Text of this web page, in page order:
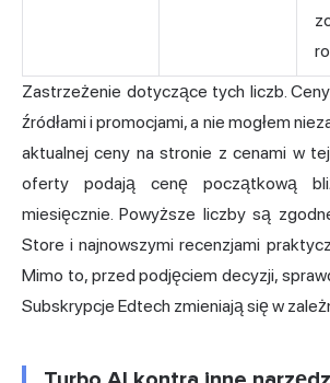
Zastrzeżenie dotyczące tych liczb.
źródłami i promocjami, a nie mogłem
aktualnej ceny na stronie z cenami w
oferty podają cenę początkową
miesięcznie. Powyższe liczby są
Store i najnowszymi recenzjami
Mimo to, przed podjęciem decyzji,
Subskrypcje Edtech zmieniają się w